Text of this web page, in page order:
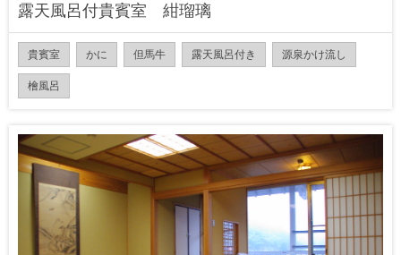
露天風呂付貴賓室 紺瑠璃
貴賓室 かに 但馬牛 露天風呂付き 源泉かけ流し
檜風呂